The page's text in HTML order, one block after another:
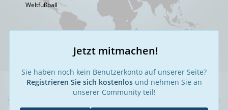
Weltfußball
Jetzt mitmachen!
Sie haben noch kein Benutzerkonto auf unserer Seite?
Registrieren Sie sich kostenlosund nehmen Sie an
unserer Community teil!